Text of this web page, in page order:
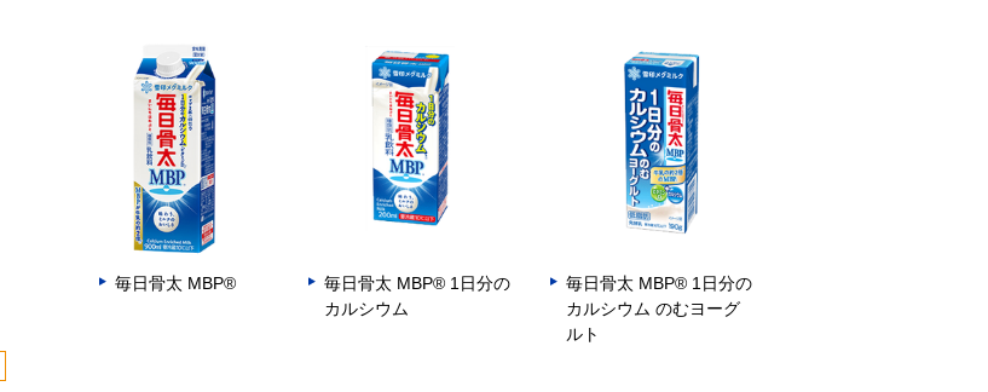
毎日骨太 MBP®
毎日骨太 MBP® 1日分の
カルシウム
毎日骨太 MBP® 1日分の
カルシウム のむヨーグ
ルト